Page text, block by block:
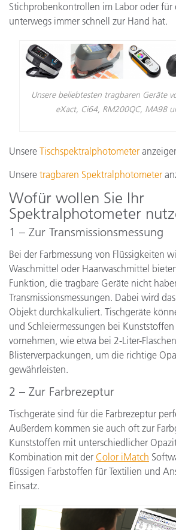
Stichprobenkontrollen im Labor oder für
unterwegs immer schnell zur Hand hat.
Unsere beliebtesten tragbaren Geräte
eXact, Ci64, RM200QC, MA98
Unsere Tischspektralphotometer
Unsere tragbaren Spektralphotometer
Wofür wollen Sie Ihr
Spektralphotometer
1 – Zur Transmissionsmessung
Bei der Farbmessung von Flüssigkeiten
Waschmittel oder Haarwaschmittel
Funktion, die tragbare Geräte nicht
Transmissionsmessungen. Dabei wird
Objekt durchkalkuliert. Tischgeräte
und Schleiermessungen bei
vornehmen, wie etwa bei 2-Liter-
Blisterverpackungen, um die richtige
gewährleisten.
2 – Zur Farbrezeptur
Tischgeräte sind für die Farbrezeptur
Außerdem kommen sie auch oft zur
Kunststoffen mit unterschiedlicher
Kombination mit der Color iMatch
flüssigen Farbstoffen für Textilien und
Einsatz.